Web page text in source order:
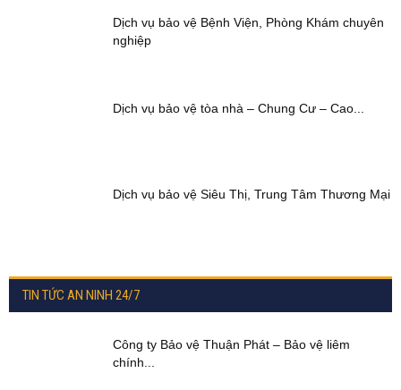
Dịch vụ bảo vệ Bệnh Viện, Phòng Khám chuyên
nghiệp
Dịch vụ bảo vệ tòa nhà – Chung Cư – Cao...
Dịch vụ bảo vệ Siêu Thị, Trung Tâm Thương Mại
TIN TỨC AN NINH 24/7
Công ty Bảo vệ Thuận Phát – Bảo vệ liêm
chính...